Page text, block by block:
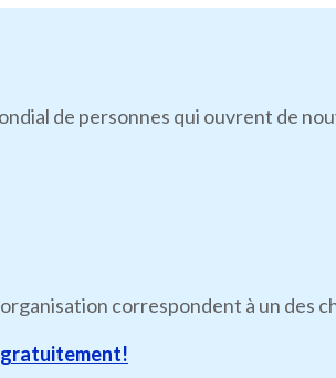
de personnes qui ouvrent de
correspondent à un des